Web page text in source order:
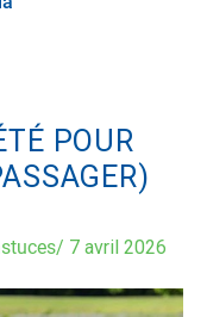
POUR
/ 7 avril 2026